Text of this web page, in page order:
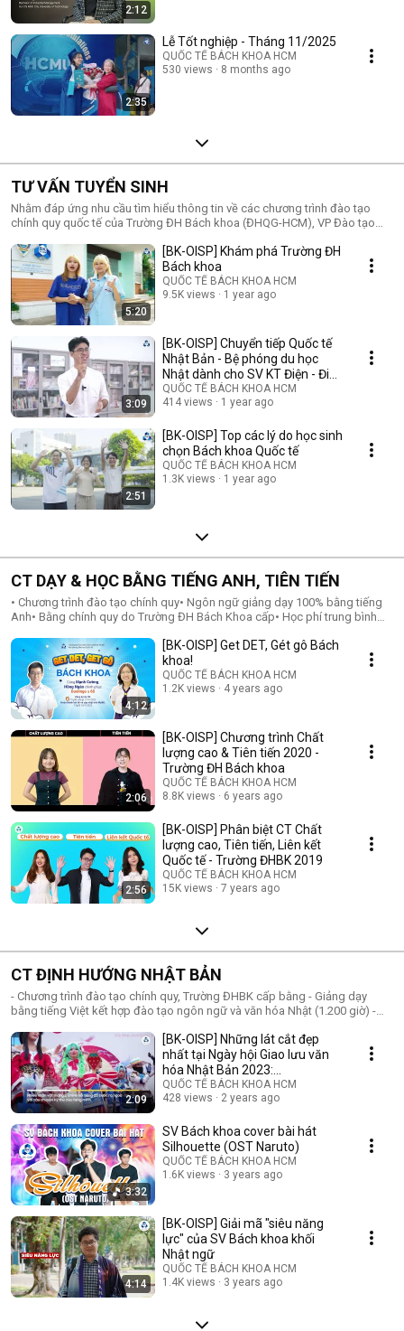
2:12
2:35
Lễ Tốt nghiệp - Tháng 11/2025
QUỐC TẾ BÁCH KHOA HCM
530 views
8 months ago
TƯ VẤN TUYỂN SINH
Nhằm đáp ứng nhu cầu tìm hiểu thông tin về các chương trình đào tạo
chính quy quốc tế của Trường ĐH Bách khoa (ĐHQG-HCM), VP Đào tạo
hội thảo...) với đội ngũ tham gia gồm các thầy cô Trưởng/ Phó Khoa, giảng
viên chuyên trách bộ môn, chuyên viên tư vấn tuyển sinh, sinh viên, cựu
sinh viên và doanh nghiệp. Đặt câu hỏi cho nhà trường tại
https://bkoisp.info/QA-TVTS. --- VP Đào tạo Quốc tế (OISP) – Trường ĐH
Bách khoa (ĐHQG-HCM) ⓐ Kiosk OISP, Trường ĐHBK, 268 Lý Thường Kiệt,
Q.10 ⓟ (028) 7300.4183 – 03.9798.9798 ⓔ tuvan@oisp.edu.vn
5:20
[BK-OISP] Khám phá Trường ĐH
Bách khoa
QUỐC TẾ BÁCH KHOA HCM
9.5K views
1 year ago
3:09
[BK-OISP] Chuyển tiếp Quốc tế
Nhật Bản - Bệ phóng du học
Nhật dành cho SV KT Điện - Điện
tử
QUỐC TẾ BÁCH KHOA HCM
414 views
1 year ago
2:51
[BK-OISP] Top các lý do học sinh
chọn Bách khoa Quốc tế
QUỐC TẾ BÁCH KHOA HCM
1.3K views
1 year ago
CT DẠY & HỌC BẰNG TIẾNG ANH, TIÊN TIẾN
• Chương trình đào tạo chính quy• Ngôn ngữ giảng dạy 100% bằng tiếng
Anh• Bằng chính quy do Trường ĐH Bách Khoa cấp• Học phí trung bình
tại Cơ sở 1 (268 Lý Thường Kiệt, Q.10)---Liên hệ tư vấnVP Đào tạo Quốc tế
(OISP) - Trường ĐHBK (ĐHQG TP.HCM)ⓐ Kiosk OISP, Trường ĐHBK, 268 Lý
Thường Kiệt, Q.10ⓟ (028) 7300.4183 - 03.9798.9798ⓔ tuvan@oisp.edu.vn
4:12
[BK-OISP] Get DET, Gét gô Bách
khoa!
QUỐC TẾ BÁCH KHOA HCM
1.2K views
4 years ago
2:06
[BK-OISP] Chương trình Chất
lượng cao & Tiên tiến 2020 -
Trường ĐH Bách khoa
QUỐC TẾ BÁCH KHOA HCM
8.8K views
6 years ago
2:56
[BK-OISP] Phân biệt CT Chất
lượng cao, Tiên tiến, Liên kết
Quốc tế - Trường ĐHBK 2019
QUỐC TẾ BÁCH KHOA HCM
15K views
7 years ago
CT ĐỊNH HƯỚNG NHẬT BẢN
- Chương trình đào tạo chính quy, Trường ĐHBK cấp bằng - Giảng dạy
bằng tiếng Việt kết hợp đào tạo ngôn ngữ và văn hóa Nhật (1.200 giờ) -
tập, chuyển tiếp du học sang ĐH đối tác Nhật - Học tại Q.10, kế hoạch đào
tạo 4 năm - Các ngành đào tạo: Khoa học Máy tính, Cơ Kỹ thuật
2:09
[BK-OISP] Những lát cắt đẹp
nhất tại Ngày hội Giao lưu văn
hóa Nhật Bản 2023:
Mythendary
QUỐC TẾ BÁCH KHOA HCM
428 views
2 years ago
3:32
SV Bách khoa cover bài hát
Silhouette (OST Naruto)
QUỐC TẾ BÁCH KHOA HCM
1.6K views
3 years ago
4:14
[BK-OISP] Giải mã "siêu năng
lực" của SV Bách khoa khối
Nhật ngữ
QUỐC TẾ BÁCH KHOA HCM
1.4K views
3 years ago